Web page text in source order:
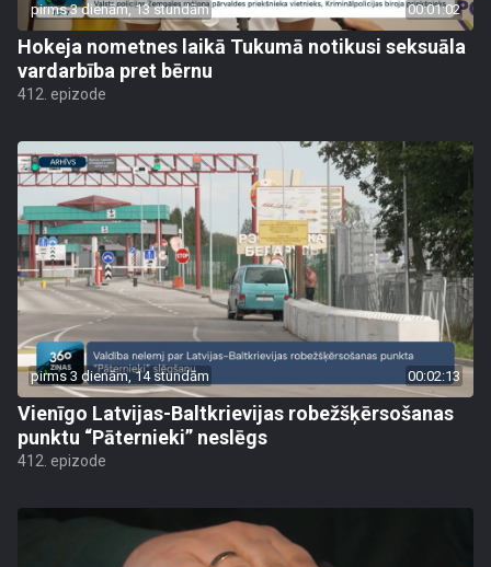
pirms 3 dienām, 13 stundām 00:01:02
Hokeja nometnes laikā Tukumā notikusi seksuāla
vardarbība pret bērnu
412. epizode
pirms 3 dienām, 14 stundām 00:02:13
Vienīgo Latvijas-Baltkrievijas robežšķērsošanas
punktu “Pāternieki” neslēgs
412. epizode